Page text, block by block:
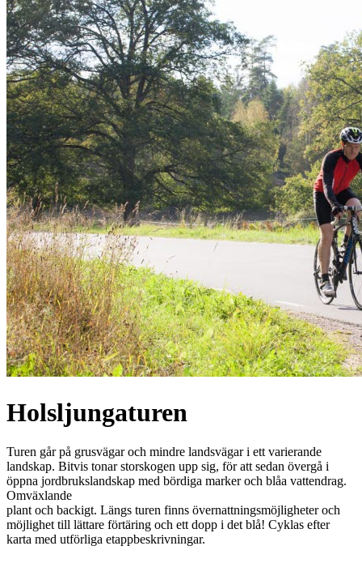
Holsljungaturen
Turen går på grusvägar och mindre landsvägar i ett varierande
landskap. Bitvis tonar storskogen upp sig, för att sedan övergå i
öppna jordbrukslandskap med bördiga marker och blåa vattendrag.
Omväxlande
plant och backigt. Längs turen finns övernattningsmöjligheter och
möjlighet till lättare förtäring och ett dopp i det blå! Cyklas efter
karta med utförliga etappbeskrivningar.